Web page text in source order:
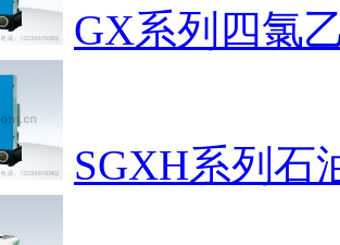
GX系列四氯
SGXH系列石